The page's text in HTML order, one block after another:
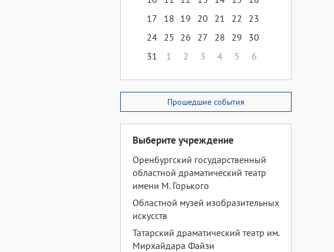
17
18 19 20 21 22
23
24 25 26 27 28 29
30
31
1 2 3 4 5 6
Прошедшие события
Выберите учреждение
Оренбургский государственный
областной драматический театр
имени М. Горького
Областной музей изобразительных
искусств
Татарский драматический театр им.
Мирхайдара Файзи